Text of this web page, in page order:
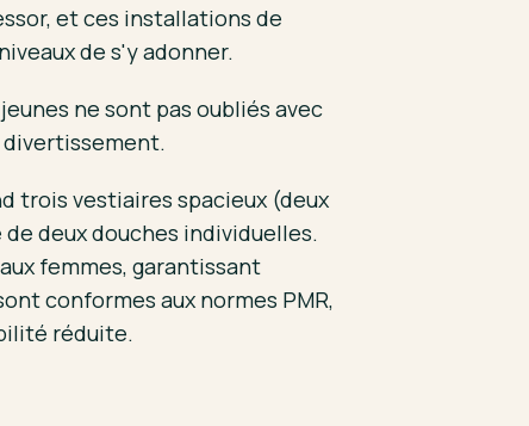
et ces installations de
de s'y adonner.
ne sont pas oubliés avec
divertissement.
trois vestiaires spacieux (deux
de deux douches individuelles.
femmes, garantissant
conformes aux normes PMR,
réduite.